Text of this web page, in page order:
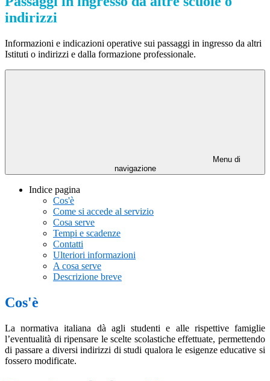
indirizzi
Informazioni e indicazioni operative sui passaggi in ingresso da altri
Istituti o indirizzi e dalla formazione professionale.
Menu di
navigazione
Indice pagina
Cos'è
Come si accede al servizio
Cosa serve
Tempi e scadenze
Contatti
Ulteriori informazioni
A cosa serve
Descrizione breve
Cos'è
La normativa italiana dà agli studenti e alle rispettive famiglie
l’eventualità di ripensare le scelte scolastiche effettuate, permettendo
di passare a diversi indirizzi di studi qualora le esigenze educative si
fossero modificate.